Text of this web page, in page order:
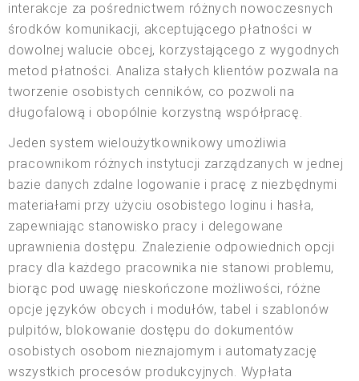
interakcje za pośrednictwem różnych nowoczesnych
środków komunikacji, akceptującego płatności w
dowolnej walucie obcej, korzystającego z wygodnych
metod płatności. Analiza stałych klientów pozwala na
tworzenie osobistych cenników, co pozwoli na
długofalową i obopólnie korzystną współpracę.
Jeden system wieloużytkownikowy umożliwia
pracownikom różnych instytucji zarządzanych w jednej
bazie danych zdalne logowanie i pracę z niezbędnymi
materiałami przy użyciu osobistego loginu i hasła,
zapewniając stanowisko pracy i delegowane
uprawnienia dostępu. Znalezienie odpowiednich opcji
pracy dla każdego pracownika nie stanowi problemu,
biorąc pod uwagę nieskończone możliwości, różne
opcje języków obcych i modułów, tabel i szablonów
pulpitów, blokowanie dostępu do dokumentów
osobistych osobom nieznajomym i automatyzację
wszystkich procesów produkcyjnych. Wypłata